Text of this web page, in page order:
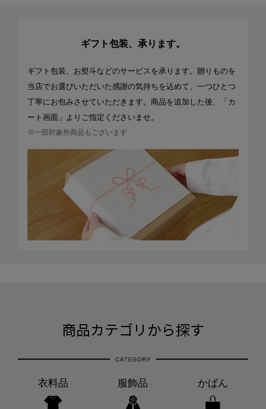
ギフト包装、承ります。
ギフト包装、お熨斗などのサービスを承ります。贈りものを
当店でお選びいただいた感謝の気持ちを込めて、一つひとつ
丁寧にお包みさせていただきます。商品を追加した後、「カ
ート画面」よりご指定くださいませ。
※一部対象外商品もございます
商品カテゴリから探す
衣料品 服飾品 かばん